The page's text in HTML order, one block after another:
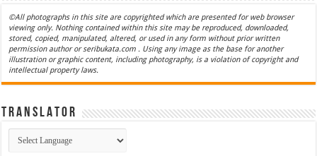
©All photographs in this site are copyrighted which are presented for web browser
viewing only. Nothing contained within this site may be reproduced, downloaded,
stored, copied, manipulated, altered, or used in any form without prior written
permission author or seribukata.com . Using any image as the base for another
illustration or graphic content, including photography, is a violation of copyright and
intellectual property laws.
T R A N S L A T O R